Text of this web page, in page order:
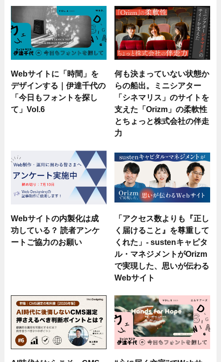
Webサイトに「時間」を
デザインする｜伊達千代の
「今日もフォントを探し
て」Vol.6
何も決まっていない状態か
らの船出。ミニシアター
「シネマリス」のサイトを
支えた「Orizm」の柔軟性
とちょっと株式会社の伴走
力
Webサイトの内製化は成
功している？ 読者アンケ
ートご協力のお願い
「アクセス数よりも『正し
く届けること』を尊重して
くれた」- sustenキャピタ
ル・マネジメントがOrizm
で実現した、思いが伝わる
Webサイト